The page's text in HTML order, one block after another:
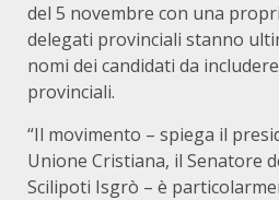
del 5 novembre con una
delegati provinciali stanno
nomi dei candidati da
provinciali.
“Il movimento – spiega il
Unione Cristiana, il Senatore
Scilipoti Isgrò – è